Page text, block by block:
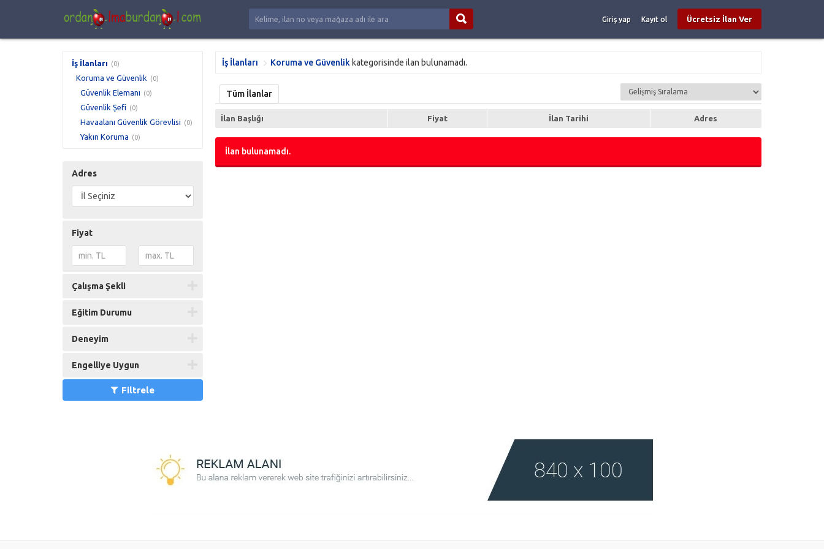
Giriş yap Kayıt ol Ücretsiz İlan Ver
İş İlanları (0)
Koruma ve Güvenlik (0)
Güvenlik Elemanı (0)
Güvenlik Şefi (0)
Havaalanı Güvenlik Görevlisi (0)
Yakın Koruma (0)
Adres
Fiyat
Çalışma Şekli
Eğitim Durumu
Deneyim
Engelliye Uygun
Filtrele
İş İlanları Koruma ve Güvenlik kategorisinde ilan bulunamadı.
Tüm İlanlar
İlan Başlığı Fiyat İlan Tarihi Adres
İlan bulunamadı.